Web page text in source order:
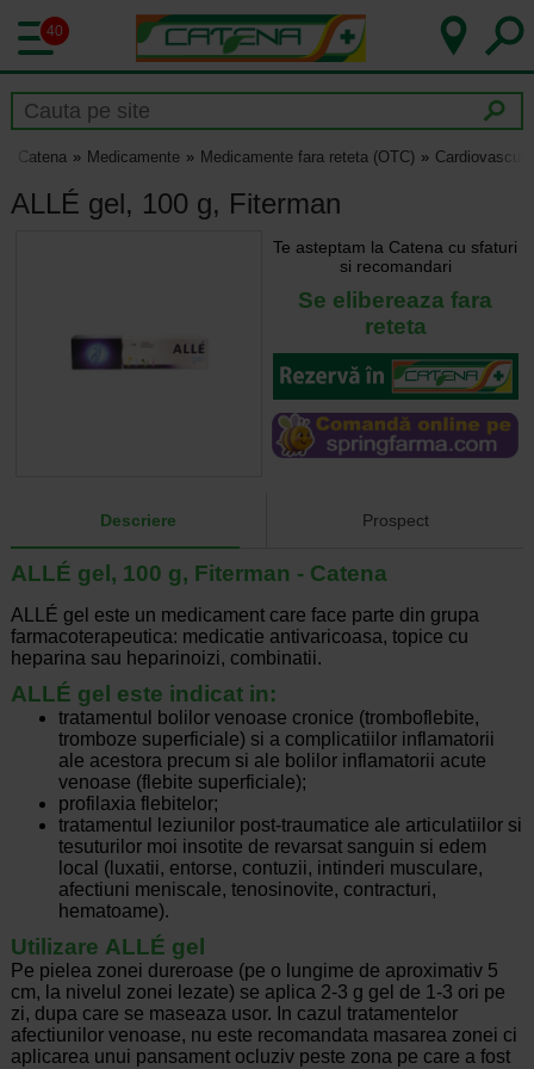
40
Catena Medicamente Medicamente fara reteta (OTC)
ALLÉ gel, 100 g, Fiterman
Te asteptam la Catena cu sfaturi
si recomandari
Se elibereaza fara
reteta
Descriere Prospect
ALLÉ gel, 100 g, Fiterman - Catena
ALLÉ gel este un medicament care face parte din grupa
farmacoterapeutica: medicatie antivaricoasa, topice cu
heparina sau heparinoizi, combinatii.
ALLÉ gel este indicat in:
tratamentul bolilor venoase cronice (tromboflebite,
tromboze superficiale) si a complicatiilor inflamatorii
ale acestora precum si ale bolilor inflamatorii acute
venoase (flebite superficiale);
profilaxia flebitelor;
tratamentul leziunilor post-traumatice ale articulatiilor si
tesuturilor moi insotite de revarsat sanguin si edem
local (luxatii, entorse, contuzii, intinderi musculare,
afectiuni meniscale, tenosinovite, contracturi,
hematoame).
Utilizare ALLÉ gel
Pe pielea zonei dureroase (pe o lungime de aproximativ 5
cm, la nivelul zonei lezate) se aplica 2-3 g gel de 1-3 ori pe
zi, dupa care se maseaza usor. In cazul tratamentelor
afectiunilor venoase, nu este recomandata masarea zonei ci
aplicarea unui pansament ocluziv peste zona pe care a fost